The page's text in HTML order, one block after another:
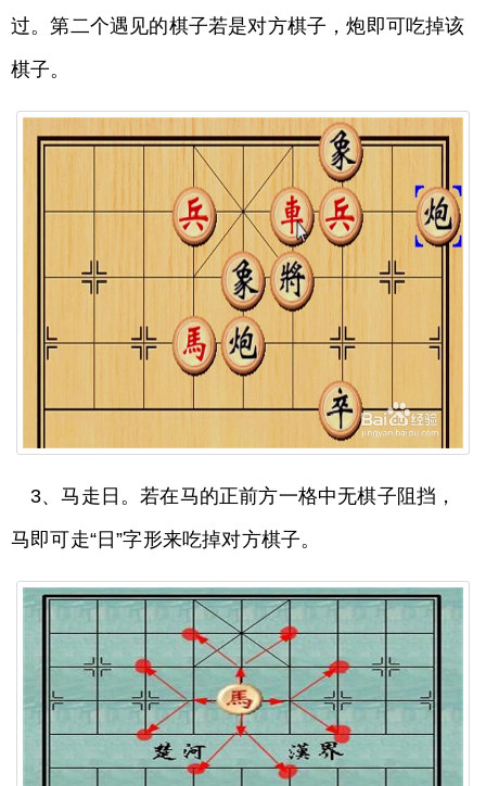
过。第二个遇见的棋子若是对方棋子，炮即可吃掉该
棋子。
3、马走日。若在马的正前方一格中无棋子阻挡，
马即可走“日”字形来吃掉对方棋子。